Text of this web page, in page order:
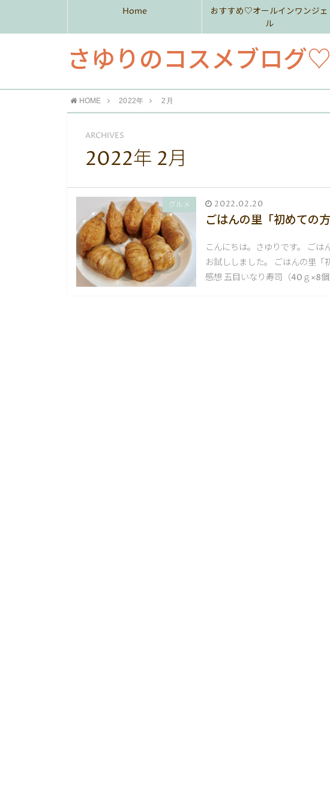
Home
おすすめ♡オールインワンジェ
ル
さゆりのコスメブログ♡
HOME 2022年 2月
ARCHIVES
2022年 2月
グルメ 2022.02.20
ごはんの里「初めての
こんにちは。さゆりです。 ご
お試ししました。 ごはんの里
感想 五目いなり寿司（40ｇ×8